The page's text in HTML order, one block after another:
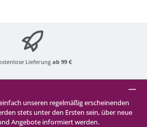
Lieferung ab 99 €
unseren regelmäßig erscheinenden
stets unter den Ersten sein, über neue
Angebote informiert werden.